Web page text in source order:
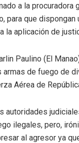
a la procuradora
para que
la aplicación de
Paulino (El
de fuego de
Aérea de
autoridades
ilegales, pero,
al agresor ya